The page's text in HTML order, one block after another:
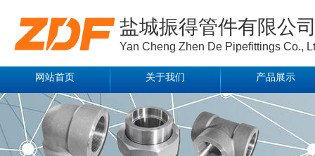
盐城振得管件有限公
Yan Cheng Zhen De Pipefittings Co.,
网站首页 关于我们 产品展示